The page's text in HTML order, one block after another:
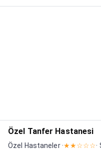
Memorial Sağlık
Özel Tanfer Hastanesi
Özel Hastaneler ·★★☆☆☆